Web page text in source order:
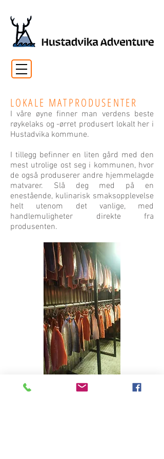
LOKALE MATPRODUSENTER
I våre øyne finner man verdens beste
røykelaks og -ørret produsert lokalt her i
Hustadvika kommune.
I tillegg befinner en liten gård med den
mest utrolige ost seg i kommunen, hvor
de også produserer andre hjemmelagde
matvarer. Slå deg med på en
enestående, kulinarisk smaksopplevelse
helt utenom det vanlige, med
handlemuligheter direkte fra
produsenten.